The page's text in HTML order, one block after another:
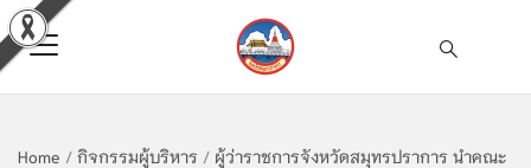
Home / กิจกรรมผู้บริหาร / ผู้ว่าราชการจังหวัดสมุทรปราการ นำคณะ